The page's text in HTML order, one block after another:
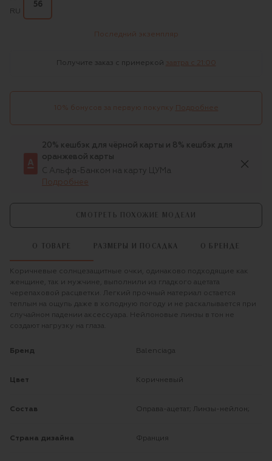
RU
56
Последний экземпляр
Получите заказ с примеркой завтра c 21:00
10% бонусов за первую покупку Подробнее
20% кешбэк для чёрной карты и 8% кешбэк для
оранжевой карты
С Альфа-Банком на карту ЦУМа
Подробнее
СМОТРЕТЬ ПОХОЖИЕ МОДЕЛИ
О ТОВАРЕ РАЗМЕРЫ И ПОСАДКА О БРЕНДЕ
Коричневые солнцезащитные очки, одинаково подходящие как
женщине, так и мужчине, выполнили из гладкого ацетата
черепаховой расцветки. Легкий прочный материал остается
теплым на ощупь даже в холодную погоду и не раскалывается при
случайном падении аксессуара. Нейлоновые линзы в тон не
создают нагрузку на глаза.
Бренд Balenciaga
Цвет Коричневый
Состав Оправа-ацетат; Линзы-нейлон;
Страна дизайна Франция